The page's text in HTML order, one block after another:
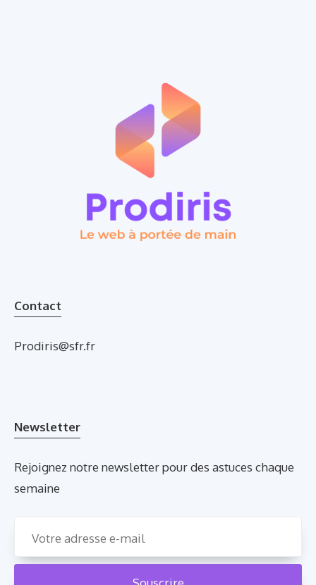
Contact
Prodiris@sfr.fr
Newsletter
Rejoignez notre newsletter pour des astuces chaque
semaine